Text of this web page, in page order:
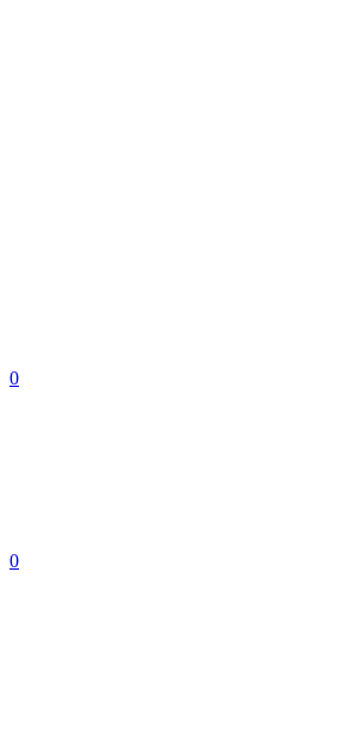
0
0